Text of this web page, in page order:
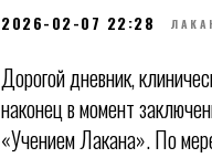
2026-02-07 22:28
Дорогой дневник,
наконец в момент
«Учением Лакана». По